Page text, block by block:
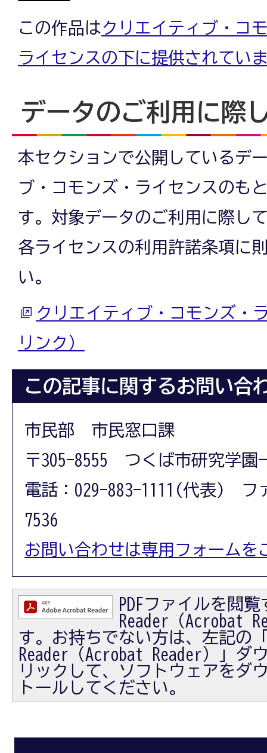
この作品はクリエイティブ・コ
ライセンスの下に提供されてい
データのご利用に際
本セクションで公開しているデ
ブ・コモンズ・ライセンスのも
す。対象データのご利用に際し
各ライセンスの利用許諾条項に
い。
クリエイティブ・コモンズ・
リンク）
この記事に関するお問い合
市民部 市民窓口課
〒305-8555 つくば市研究学園
電話：029-883-1111(代表) フ
7536
お問い合わせは専用フォームを
PDFファイルを閲
Reader（Acrobat
す。お持ちでない方は、左記の
Reader（Acrobat Reader）」ダ
リックして、ソフトウェアをダ
トールしてください。